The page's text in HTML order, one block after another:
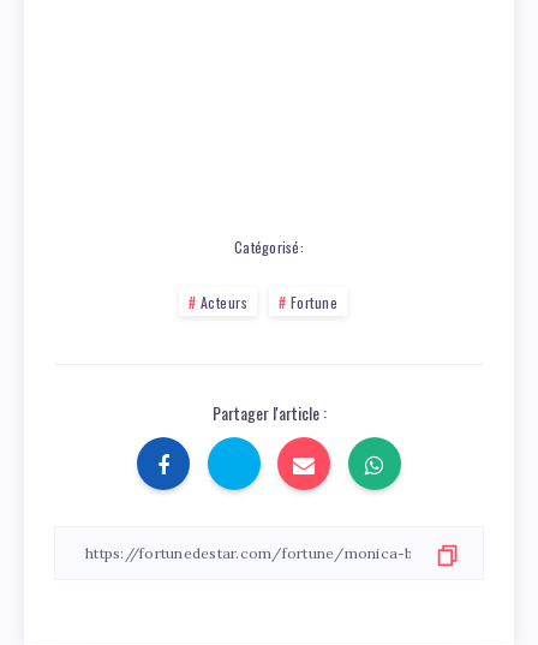
Catégorisé:
Acteurs Fortune
Partager l'article :